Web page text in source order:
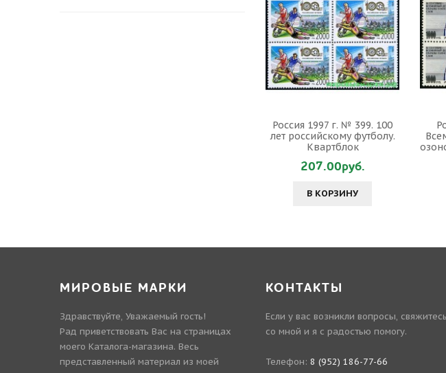
Россия 1997 г. № 399. 100
лет российскому футболу.
Квартблок
207.00руб.
В КОРЗИНУ
МИРОВЫЕ МАРКИ
Здравствуйте, Уважаемый гость!
Рад приветствовать Вас на страницах
моего Каталога-магазина. Весь
представленный материал из моей
КОНТАКТЫ
Если у вас возникли вопросы, свяжитесь
со мной и я с радостью помогу.
Телефон: 8 (952) 186-77-66